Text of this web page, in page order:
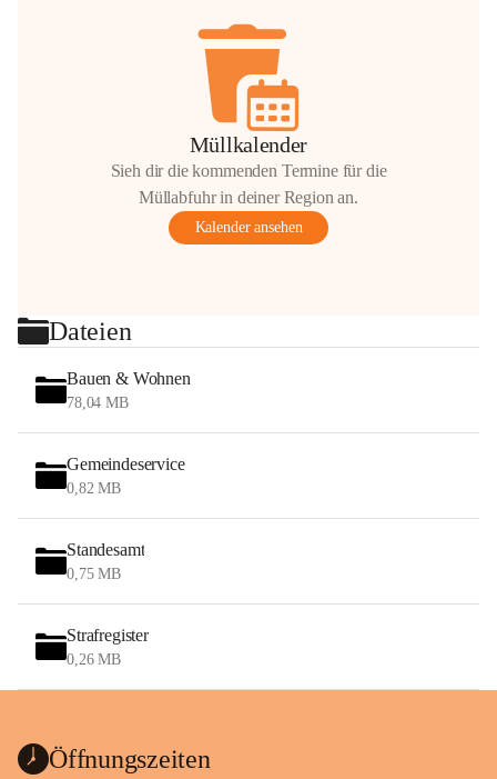
Müllkalender
Sieh dir die kommenden Termine für die
Müllabfuhr in deiner Region an.
Kalender ansehen
Dateien
Bauen & Wohnen
78,04 MB
Gemeindeservice
0,82 MB
Standesamt
0,75 MB
Strafregister
0,26 MB
Öffnungszeiten